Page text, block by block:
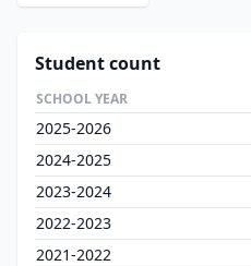
Student count
SCHOOL YEAR
2025-2026
2024-2025
2023-2024
2022-2023
2021-2022